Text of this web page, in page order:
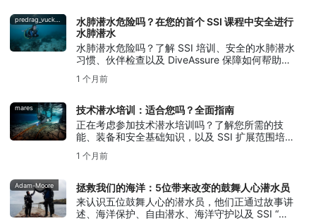
predrag_vuckovic
水肺潜水危险吗？在您的首个 SSI 课程中安全进行
水肺潜水
水肺潜水危险吗？了解 SSI 培训、安全的水肺潜水
习惯、伙伴检查以及 DiveAssure 保障如何帮助新
1 个月前
mares
技术潜水培训：适合您吗？全面指南
正在考虑参加技术潜水培训吗？了解您所需的技
能、装备和安全基础知识，以及 SSI 扩展范围培训
1 个月前
Adam-Moore
拯救我们的海洋：5位带来改变的鼓舞人心潜水员
来认识五位鼓舞人心的潜水员，他们正通过故事讲
述、海洋保护、自由潜水、海洋守护以及 SSI “蓝